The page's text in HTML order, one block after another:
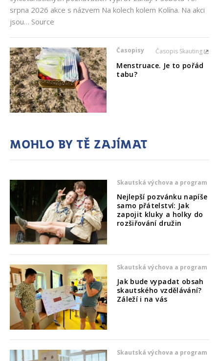
srpna 2026 akce s názvem Na kolech kolem Kolína. Na akci
jsou… Source
Časopisy Časopis Skauting
Menstruace. Je to pořád
tabu?
Mohlo by tě zajímat
Skautská výchova a program
Nejlepší pozvánku napíše
samo přátelství: Jak
zapojit kluky a holky do
rozšiřování družin
Skautská výchova a program
Jak bude vypadat obsah
skautského vzdělávání?
Záleží i na vás
Skautská výchova a program